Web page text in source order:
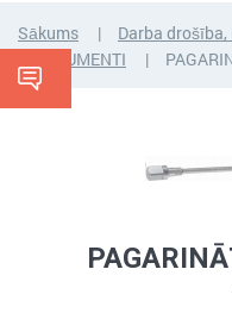
Sākums
Darba
INSTRUMENTI